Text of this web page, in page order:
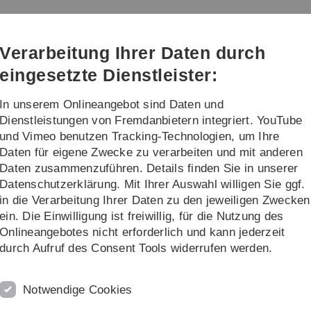
Direkt
Direkt
Direkt
(Sprache,
Drucken,
Social
Direkt
Direkt
Prospective Students
science, financial economics or
– it makes you stand out from the crowd.
Verarbeitung Ihrer Daten durch
eingesetzte Dienstleister:
In unserem Onlineangebot sind Daten und
Dienstleistungen von Fremdanbietern integriert. YouTube
und Vimeo benutzen Tracking-Technologien, um Ihre
Daten für eigene Zwecke zu verarbeiten und mit anderen
Daten zusammenzuführen. Details finden Sie in unserer
Datenschutzerklärung. Mit Ihrer Auswahl willigen Sie ggf.
in die Verarbeitung Ihrer Daten zu den jeweiligen Zwecken
ein. Die Einwilligung ist freiwillig, für die Nutzung des
Onlineangebotes nicht erforderlich und kann jederzeit
durch Aufruf des Consent Tools widerrufen werden.
Notwendige Cookies